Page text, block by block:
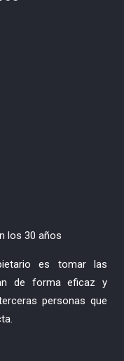
los 30 años
es tomar las
de forma eficaz y
personas que